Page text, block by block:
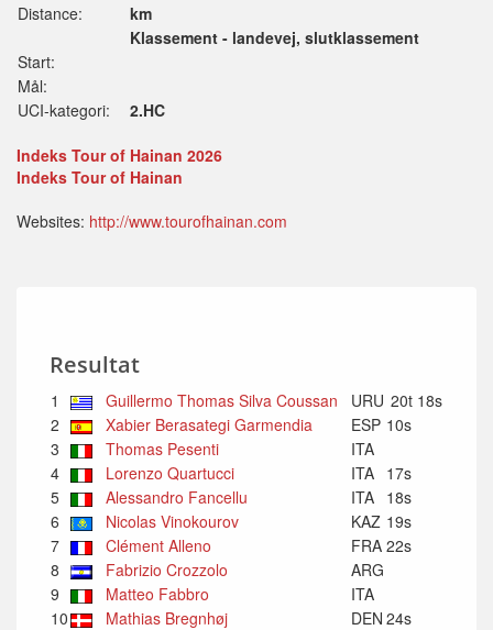
Distance:
km
Klassement - landevej, slutklassement
Start:
Mål:
UCI-kategori:
2.HC
Indeks Tour of Hainan 2026
Indeks Tour of Hainan
Websites: http://www.tourofhainan.com
Resultat
1 Guillermo Thomas Silva Coussan URU 20t 18s
2
Xabier Berasategi Garmendia ESP 10s
3
Thomas Pesenti
ITA
4
Lorenzo Quartucci ITA 17s
5
Alessandro Fancellu ITA 18s
6
Nicolas Vinokourov KAZ 19s
7
Clément Alleno FRA 22s
8
Fabrizio Crozzolo
ARG
9
Matteo Fabbro
ITA
10
Mathias Bregnhøj DEN 24s